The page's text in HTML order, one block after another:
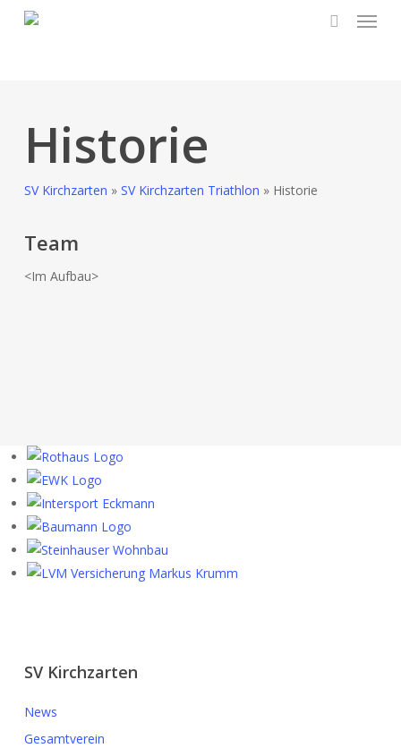
Historie
SV Kirchzarten » SV Kirchzarten Triathlon » Historie
Team
<Im Aufbau>
SV Kirchzarten
News
Gesamtverein